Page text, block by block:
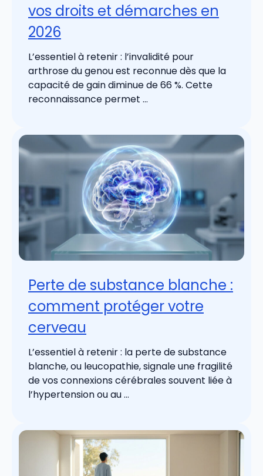
vos droits et démarches en
2026
L’essentiel à retenir : l’invalidité pour
arthrose du genou est reconnue dès que la
capacité de gain diminue de 66 %. Cette
reconnaissance permet ...
Perte de substance blanche :
comment protéger votre
cerveau
L’essentiel à retenir : la perte de substance
blanche, ou leucopathie, signale une fragilité
de vos connexions cérébrales souvent liée à
l’hypertension ou au ...